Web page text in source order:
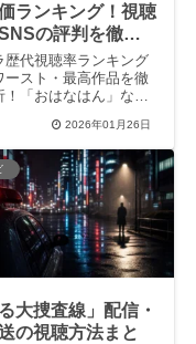
ランキング！視聴
の評判を徹底
歴代視聴率ランキング
ースト・最高作品を徹
！「おはなはん」など
「おむすび」「虎に
で、視聴率とSNSでの
な評判を詳しく解説し
「#反省会」タグの盛り
や感動の伏線回収な
字だけでは測れない朝
魅力を再発見しましょ
2026年01月26日
る大捜査線」配信・
の視聴方法まと